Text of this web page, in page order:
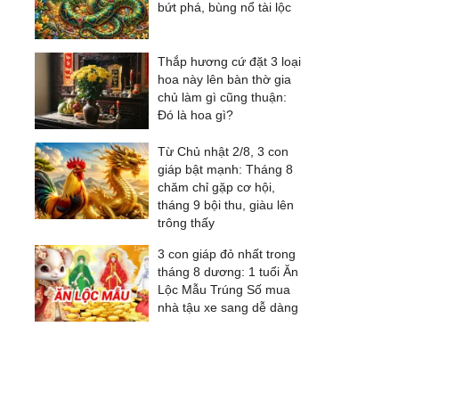
bứt phá, bùng nổ tài lộc
Thắp hương cứ đặt 3 loại
hoa này lên bàn thờ gia
chủ làm gì cũng thuận:
Đó là hoa gì?
Từ Chủ nhật 2/8, 3 con
giáp bật mạnh: Tháng 8
chăm chỉ gặp cơ hội,
tháng 9 bội thu, giàu lên
trông thấy
3 con giáp đỏ nhất trong
tháng 8 dương: 1 tuổi Ăn
Lộc Mẫu Trúng Số mua
nhà tậu xe sang dễ dàng